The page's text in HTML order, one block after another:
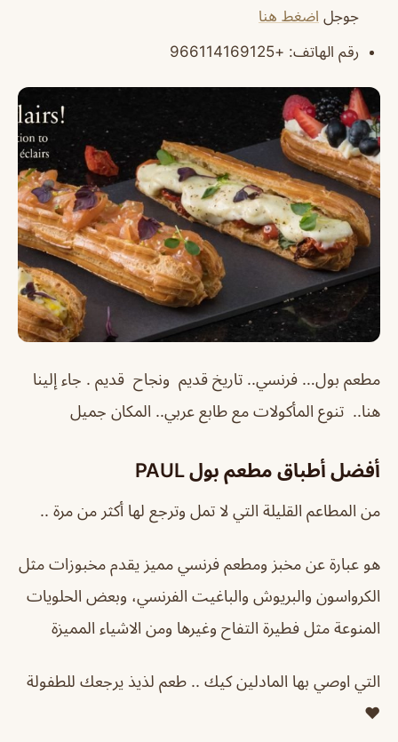
جوجل اضغط هنا
رقم الهاتف: +966114169125
مطعم بول… فرنسي.. تاريخ قديم ونجاح قديم . جاء إلينا
هنا.. تنوع المأكولات مع طابع عربي.. المكان جميل
أفضل أطباق مطعم بولPAUL
من المطاعم القليلة التي لا تمل وترجع لها أكثر من مرة ..
هو عبارة عن مخبز ومطعم فرنسي مميز يقدم مخبوزات مثل
الكرواسون والبريوش والباغيت الفرنسي، وبعض الحلويات
المنوعة مثل فطيرة التفاح وغيرها ومن الاشياء المميزة
التي اوصي بها المادلين كيك .. طعم لذيذ يرجعك للطفولة
♥️